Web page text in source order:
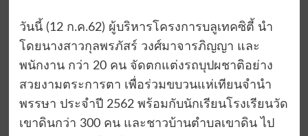
วันนี้ (12 ก.ค.62) ผู้บริหารโครงการบลูเทคซิตี้ นำ
โดยนางสาวกุลพรภัสร์ วงศ์มาจารภิญญา และ
พนักงาน กว่า 20 คน จัดตกแต่งรถบุปผชาติอย่าง
สวยงามตระการตา เพื่อร่วมขบวนแห่เทียนจำนำ
พรรษา ประจำปี 2562 พร้อมกับนักเรียนโรงเรียนวัด
เขาดินกว่า 300 คน และชาวบ้านตำบลเขาดิน ไป